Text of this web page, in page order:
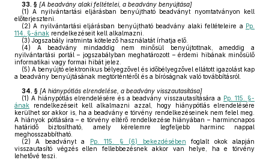
33. § [A beadvány alaki feltételei, a beadvány benyújtása]
(1) A nyilvántartási eljárásban benyújtható beadványt nyomtatványon kell
előterjeszteni.
(2) A nyilvántartási eljárásban benyújtható beadvány alaki feltételeire a Pp.
114. §-ának rendelkezéseit kell alkalmazni.
(3) Jogszabály iratminta kötelező használatát írhatja elő.
(4) A beadvány mindaddig nem minősül benyújtottnak, ameddig a
nyilvántartási portál – jogszabályban meghatározott – érdemi hibának minősülő
informatikai vagy formai hibát jelez.
(5) A benyújtó elektronikus bélyegzővel és időbélyegzővel ellátott igazolást kap
a beadvány benyújtásának megtörténtéről és a bíróságnak való továbbításról.
34. § [A hiánypótlás elrendelése, a beadvány visszautasítása]
(1) A hiánypótlás elrendelésére és a beadvány visszautasítására a Pp. 115. §-
ának rendelkezéseit kell alkalmazni azzal, hogy hiánypótlás elrendelésére
kerülhet sor akkor is, ha a beadvány e törvény rendelkezéseinek nem felel meg.
A hiányok pótlására – e törvény eltérő rendelkezése hiányában – harmincnapos
határidő biztosítható, amely kérelemre legfeljebb harminc nappal
meghosszabbítható.
(2) A beadványt a Pp. 115. § (6) bekezdésében foglalt okok alapján
visszautasító végzés ellen fellebbezésnek akkor van helye, ha e törvény
lehetővé teszi.